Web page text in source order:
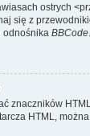
ostrych
się z
odnośnika BBCode.
znaczników
HTML,